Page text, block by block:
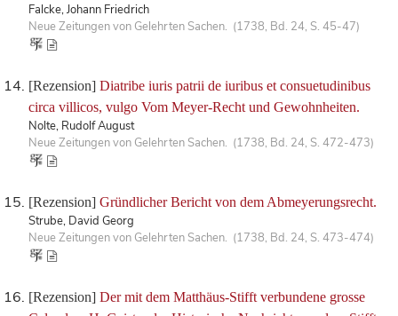
Falcke, Johann Friedrich
Neue Zeitungen von Gelehrten Sachen. (1738, Bd. 24, S. 45-47)
[Rezension] Diatribe iuris patrii de iuribus et consuetudinibus
circa villicos, vulgo Vom Meyer-Recht und Gewohnheiten.
Nolte, Rudolf August
Neue Zeitungen von Gelehrten Sachen. (1738, Bd. 24, S. 472-473)
[Rezension] Gründlicher Bericht von dem Abmeyerungsrecht.
Strube, David Georg
Neue Zeitungen von Gelehrten Sachen. (1738, Bd. 24, S. 473-474)
[Rezension] Der mit dem Matthäus-Stifft verbundene grosse